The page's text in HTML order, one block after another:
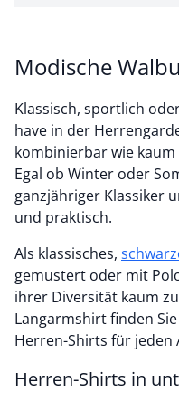
Modische
Klassisch, sportlich
have in der
kombinierbar wie
Egal ob Winter oder
ganzjähriger Klassiker
und praktisch.
Als klassisches,
gemustert oder mit
ihrer Diversität kaum
Langarmshirt finden
Herren-Shirts für jeden
Herren-Shirts in